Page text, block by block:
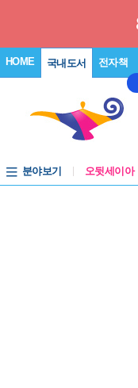
HOME 국내도서 전자책
분야보기 오뒷세이아